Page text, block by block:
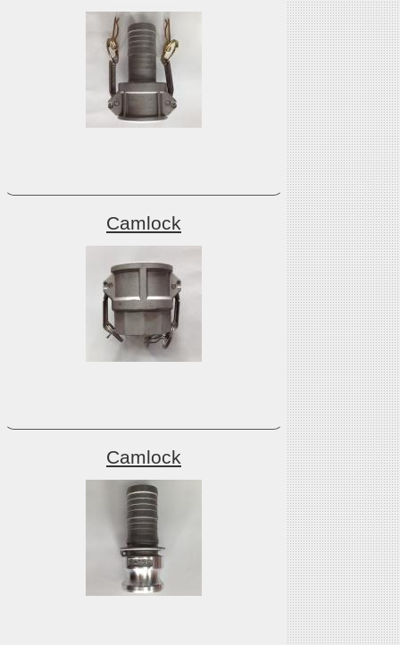
Camlock
Camlock